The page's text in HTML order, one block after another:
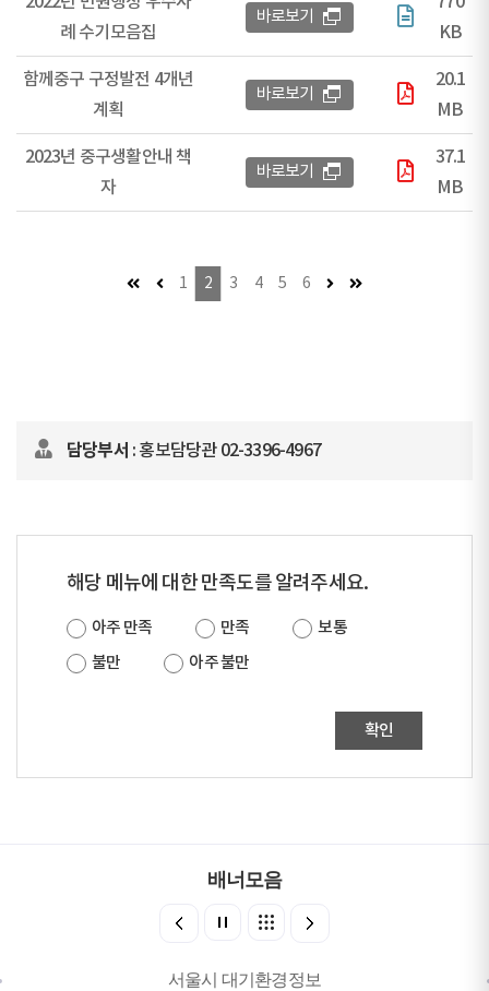
례 수기모음집
바로보기
KB
함께중구 구정발전 4개년
계획
바로보기
20.1
MB
2023년 중구생활안내 책
자
바로보기
37.1
MB
첫 페이지이전 페이지 (이동불가)
1 2 3 4 5 6 다음 페이지 (이동불가)
마지막 페이지
담당부서 : 홍보담당관 02-3396-4967
해당 메뉴에 대한 만족도를 알려주세요.
아주 만족 만족
보통
불만
아주 불만
확인
배너모음
서울시 대기환경정보